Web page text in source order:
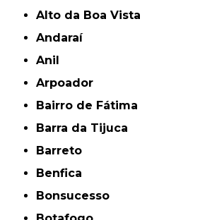
Alto da Boa Vista
Andaraí
Anil
Arpoador
Bairro de Fátima
Barra da Tijuca
Barreto
Benfica
Bonsucesso